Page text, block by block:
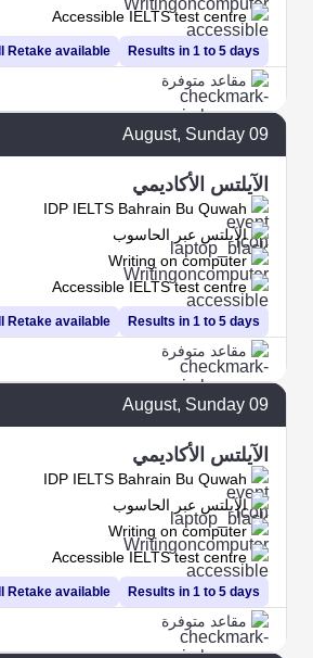
Results in 1 to 5 days
Retake available
Accessible IELTS test centre
مقاعد متوفرة
09
August, Sunday
الآيلتس الأكاديمي
IDP IELTS Bahrain Bu Quwah
Results in 1 to 5 days
الآيلتس عبر الحاسوب
Writing on computer
Retake available
Accessible IELTS test centre
مقاعد متوفرة
09
August, Sunday
الآيلتس الأكاديمي
IDP IELTS Bahrain Bu Quwah
Results in 1 to 5 days
الآيلتس عبر الحاسوب
Writing on computer
Retake available
Accessible IELTS test centre
مقاعد متوفرة